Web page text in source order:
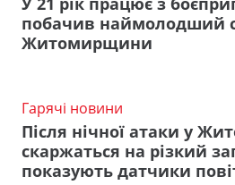
побачив наймолодший
Житомирщини
Гарячі новини
Після нічної атаки у
скаржаться на різкий
показують датчики